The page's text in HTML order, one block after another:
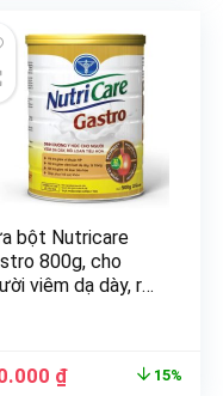
bột Nutricare
800g, cho
viêm dạ dày, rối
₫ 15%